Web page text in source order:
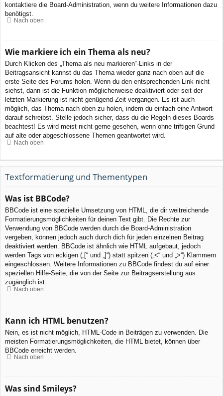
kontaktiere die Board-Administration, wenn du weitere Informationen dazu
benötigst.
Nach oben
Wie markiere ich ein Thema als neu?
Durch Klicken des „Thema als neu markieren“-Links in der
Beitragsansicht kannst du das Thema wieder ganz nach oben auf die
erste Seite des Forums holen. Wenn du den entsprechenden Link nicht
siehst, dann ist die Funktion möglicherweise deaktiviert oder seit der
letzten Markierung ist nicht genügend Zeit vergangen. Es ist auch
möglich, das Thema nach oben zu holen, indem du einfach eine Antwort
darauf schreibst. Stelle jedoch sicher, dass du die Regeln dieses Boards
beachtest! Es wird meist nicht gerne gesehen, wenn ohne triftigen Grund
auf alte oder abgeschlossene Themen geantwortet wird.
Nach oben
Textformatierung und Thementypen
Was ist BBCode?
BBCode ist eine spezielle Umsetzung von HTML, die dir weitreichende
Formatierungsmöglichkeiten für deinen Text gibt. Die Rechte zur
Verwendung von BBCode werden durch die Board-Administration
vergeben, können jedoch auch durch dich für jeden einzelnen Beitrag
deaktiviert werden. BBCode ist ähnlich wie HTML aufgebaut, jedoch
werden Tags von eckigen („[“ und „]“) statt spitzen („<“ und „>“) Klammern
eingeschlossen. Weitere Informationen zu BBCode findest du auf einer
speziellen Hilfe-Seite, die von der Seite zur Beitragserstellung aus
zugänglich ist.
Nach oben
Kann ich HTML benutzen?
Nein, es ist nicht möglich, HTML-Code in Beiträgen zu verwenden. Die
meisten Formatierungsmöglichkeiten, die HTML bietet, können über
BBCode erreicht werden.
Nach oben
Was sind Smileys?